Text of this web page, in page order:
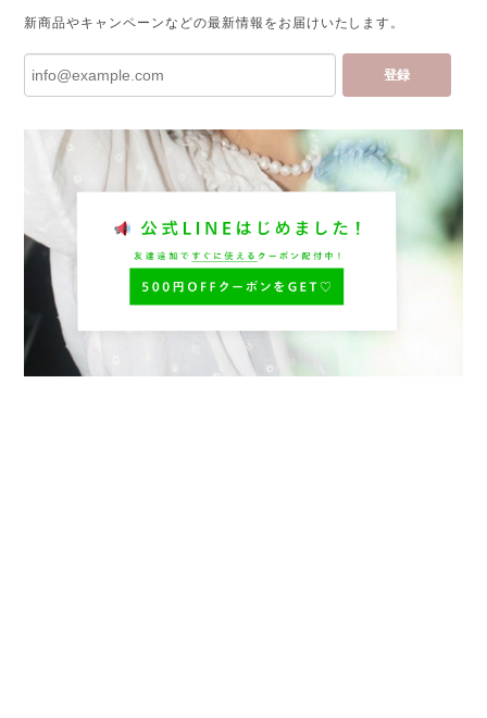
新商品やキャンペーンなどの最新情報をお届けいたします。
登録